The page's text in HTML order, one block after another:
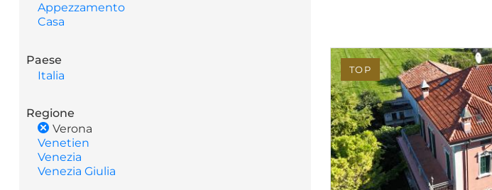
Appezzamento
Casa
Paese
Italia
Regione
Verona
Venetien
Venezia
Venezia Giulia
Indirizzo e-mail*
TOP